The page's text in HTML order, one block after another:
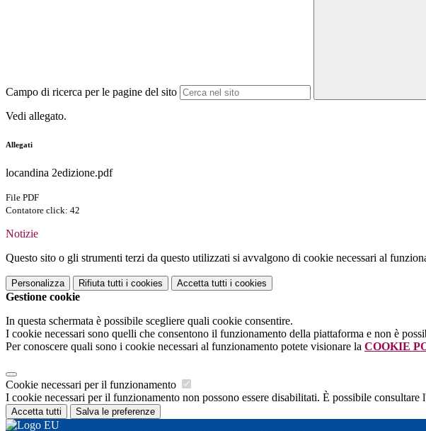
Campo di ricerca per le pagine del sito
Vedi allegato.
Allegati
locandina 2edizione.pdf
File PDF
Contatore click: 42
Notizie
Questo sito o gli strumenti terzi da questo utilizzati si avvalgono di cookie necessari al
Personalizza Rifiuta tutti i cookies Accetta tutti i cookies
Gestione cookie
In questa schermata è possibile scegliere quali cookie consentire.
I cookie necessari sono quelli che consentono il funzionamento della piattaforma e non è
Per conoscere quali sono i cookie necessari al funzionamento potete visionare la COOKIE
Cookie necessari per il funzionamento
I cookie necessari per il funzionamento non possono essere disabilitati. È possibile
Accetta tutti Salva le preferenze